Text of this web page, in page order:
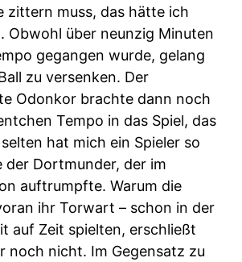
zittern muss, das hätte ich
Obwohl über neunzig Minuten
gegangen wurde, gelang
zu versenken. Der
Odonkor brachte dann noch
Tempo in das Spiel, das
hat mich ein Spieler so
der Dortmunder, der im
auftrumpfte. Warum die
ihr Torwart – schon in der
auf Zeit spielten, erschließt
noch nicht. Im Gegensatz zu